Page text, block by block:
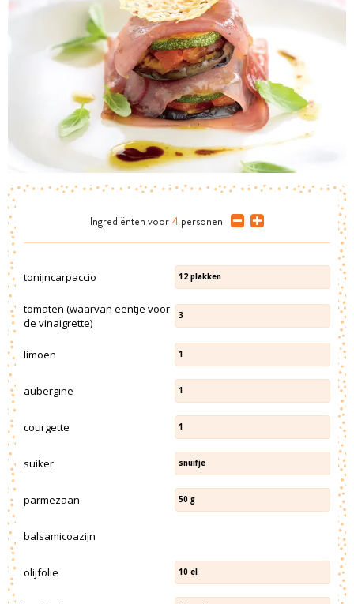
Ingrediënten voor 4 personen
tonijncarpaccio 12 plakken
tomaten (waarvan eentje voor
de vinaigrette)
3
limoen 1
aubergine 1
courgette 1
suiker snuifje
parmezaan 50 g
balsamicoazijn
olijfolie 10 el